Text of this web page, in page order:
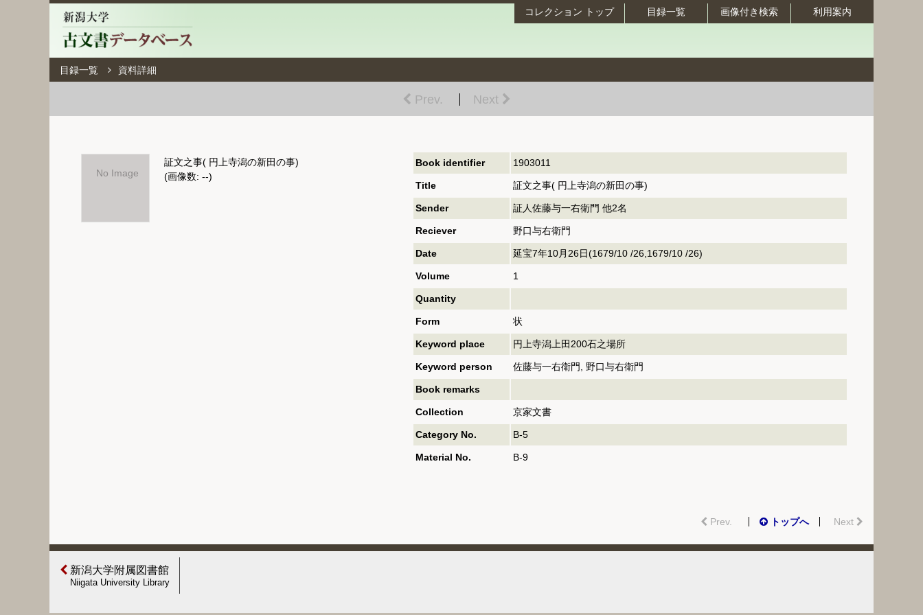
利用案内
画像付き検索
目録一覧
コレクション トップ
目録一覧 資料詳細
Prev. Next
Book identifier 1903011
Title 証文之事( 円上寺潟の新田の事)
Sender 証人佐藤与一右衛門 他2名
Reciever 野口与右衛門
Date 延宝7年10月26日(1679/10 /26,1679/10 /26)
Volume 1
Quantity
Form 状
Keyword place 円上寺潟上田200石之場所
Keyword person 佐藤与一右衛門, 野口与右衛門
Book remarks
Collection 京家文書
Category No. B-5
Material No. B-9
No Image
証文之事( 円上寺潟の新田の事)
(画像数: --)
Prev. トップへ Next
新潟大学附属図書館
Niigata University Library